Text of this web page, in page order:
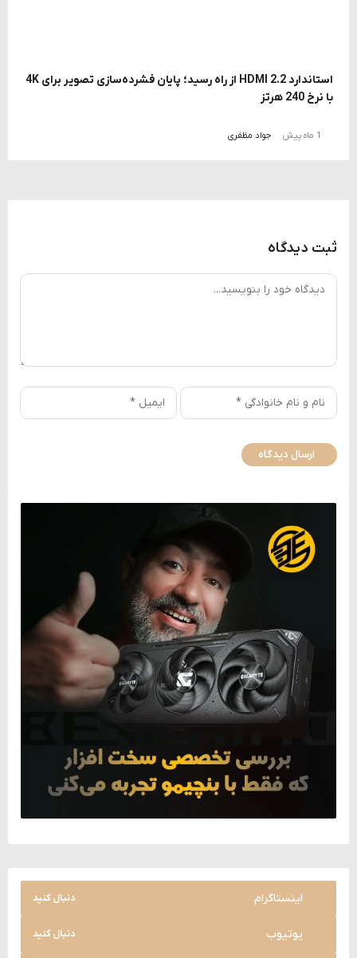
استاندارد HDMI 2.2 از راه رسید؛ پایان فشرده‌سازی تصویر برای 4K
با نرخ 240 هرتز
1 ماه پیش جواد مظفری
ثبت دیدگاه
اینستاگرام دنبال کنید
یوتیوب دنبال کنید